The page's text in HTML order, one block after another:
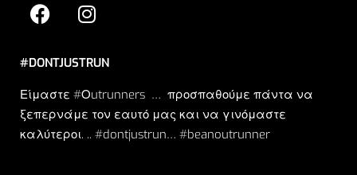
#DONTJUSTRUN
Είμαστε #Οutrunners … προσπαθούμε πάντα να
ξεπερνάμε τον εαυτό μας και να γινόμαστε
καλύτεροι. .. #dontjustrun… #beanoutrunner